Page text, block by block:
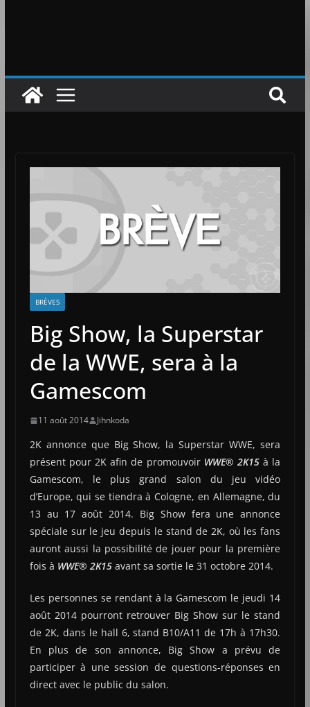
BRÈVES
Big Show, la Superstar
de la WWE, sera à la
Gamescom
11 août 2014 Jihnkoda
2K annonce que Big Show, la Superstar WWE, sera
présent pour 2K afin de promouvoir WWE® 2K15à la
Gamescom, le plus grand salon du jeu vidéo
d’Europe, qui se tiendra à Cologne, en Allemagne, du
13 au 17 août 2014. Big Show fera une annonce
spéciale sur le jeu depuis le stand de 2K, où les fans
auront aussi la possibilité de jouer pour la première
fois à WWE® 2K15avant sa sortie le 31 octobre 2014.
Les personnes se rendant à la Gamescom le jeudi 14
août 2014 pourront retrouver Big Show sur le stand
de 2K, dans le hall 6, stand B10/A11 de 17h à 17h30.
En plus de son annonce, Big Show a prévu de
participer à une session de questions-réponses en
direct avec le public du salon.